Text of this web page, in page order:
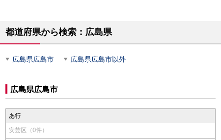
都道府県から検索：広島県
広島県広島市 広島県広島市以外
広島県広島市
あ行
安芸区（0件）